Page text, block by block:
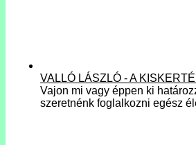
VALLÓ LÁSZLÓ - A
Vajon mi vagy éppen ki
szeretnénk foglalkozni egész